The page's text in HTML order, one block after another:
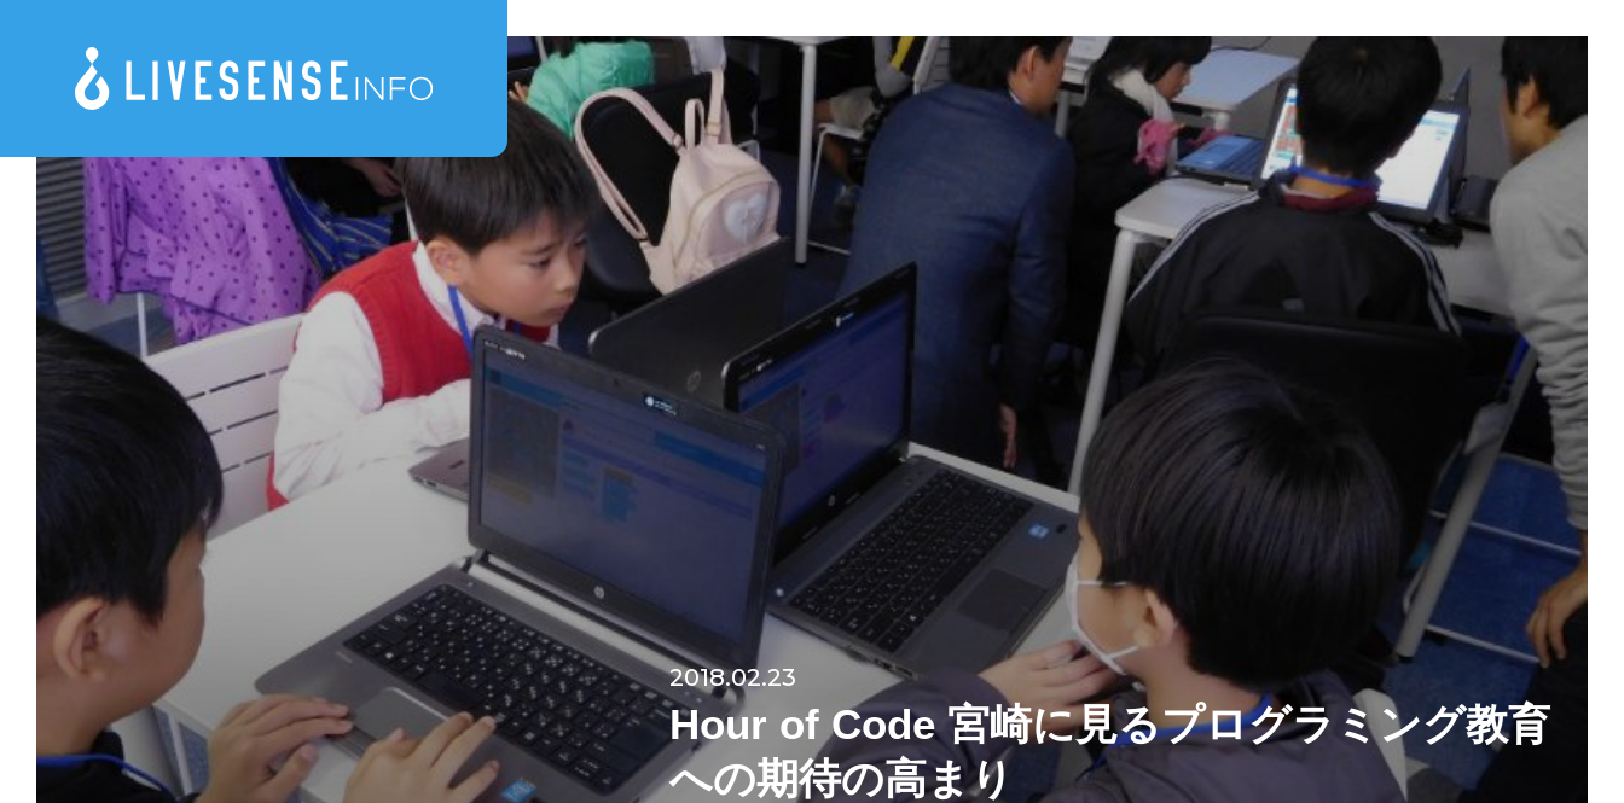
2018.02.23
Hour of Code 宮崎に見るプログラミング教育
への期待の高まり